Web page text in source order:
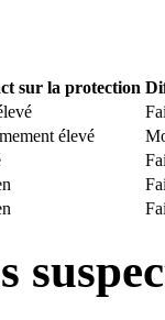
sur la protection
élevé